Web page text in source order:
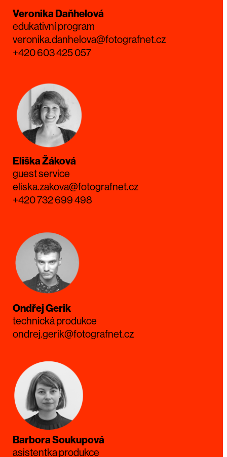
Veronika Daňhelová
edukativní program
veronika.danhelova@fotografnet.cz
+420 603 425 057
Eliška Žáková
guest service
eliska.zakova@fotografnet.cz
+420 732 699 498
Ondřej Gerik
technická produkce
ondrej.gerik@fotografnet.cz
Barbora Soukupová
asistentka produkce